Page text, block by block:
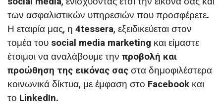
των ασφαλιστικών υπηρεσιών που προσφέρετε.
Η εταιρία μας, η 4tessera, εξειδικεύεται στον
τομέα του social media marketing και είμαστε
έτοιμοι να αναλάβουμε την προβολή και
προώθηση της εικόνας σας στα δημοφιλέστερα
κοινωνικά δίκτυα, με έμφαση στο Facebook και
το LinkedIn.